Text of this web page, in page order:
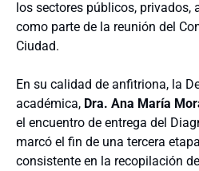
los sectores públicos, privados,
como parte de la reunión del
Ciudad.
En su calidad de anfitriona, la
académica, Dra. Ana María
el encuentro de entrega del
marcó el fin de una tercera
consistente en la recopilación